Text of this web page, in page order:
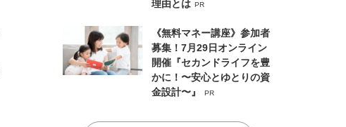
理由とは PR
《無料マネー講座》参加者
募集！7月29日オンライン
開催『セカンドライフを豊
かに！〜安心とゆとりの資
金設計〜』
PR